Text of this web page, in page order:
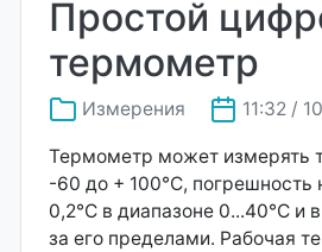
Простой
термометр
Измерения 11:32 /
Термометр может измерять
-60 до + 100°С,
0,2°С в диапазоне 0...40°С и
за его пределами. Рабочая